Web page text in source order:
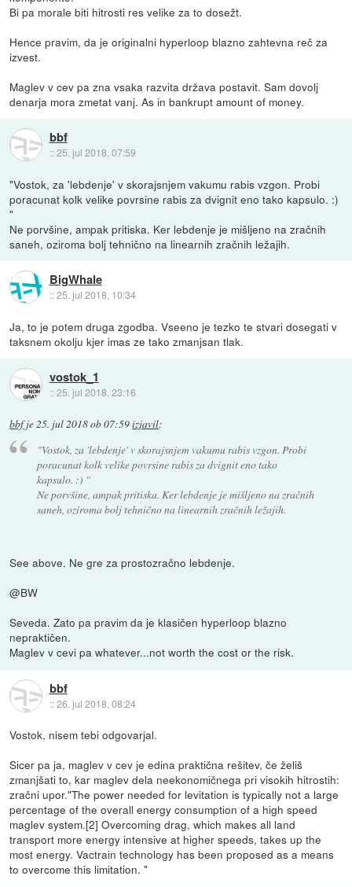
Bi pa morale biti hitrosti res velike za to dosežt.
Hence pravim, da je originalni hyperloop blazno zahtevna reč za
izvest.
Maglev v cev pa zna vsaka razvita država postavit. Sam dovolj
denarja mora zmetat vanj. As in bankrupt amount of money.
bbf
::25. jul 2018, 07:59
"Vostok, za 'lebdenje' v skorajsnjem vakumu rabis vzgon. Probi
poracunat kolk velike povrsine rabis za dvignit eno tako kapsulo. :)
"
Ne porvšine, ampak pritiska. Ker lebdenje je mišljeno na zračnih
saneh, oziroma bolj tehnično na linearnih zračnih ležajih.
BigWhale
::25. jul 2018, 10:34
Ja, to je potem druga zgodba. Vseeno je tezko te stvari dosegati v
taksnem okolju kjer imas ze tako zmanjsan tlak.
vostok_1
::25. jul 2018, 23:16
bbfje25. jul 2018 ob 07:59izjavil:
"Vostok, za 'lebdenje' v skorajsnjem vakumu rabis vzgon. Probi
poracunat kolk velike povrsine rabis za dvignit eno tako
kapsulo. :) "
Ne porvšine, ampak pritiska. Ker lebdenje je mišljeno na zračnih
saneh, oziroma bolj tehnično na linearnih zračnih ležajih.
See above. Ne gre za prostozračno lebdenje.
@BW
Seveda. Zato pa pravim da je klasičen hyperloop blazno
nepraktičen.
Maglev v cevi pa whatever...not worth the cost or the risk.
bbf
::26. jul 2018, 08:24
Vostok, nisem tebi odgovarjal.
Sicer pa ja, maglev v cev je edina praktična rešitev, če želiš
zmanjšati to, kar maglev dela neekonomičnega pri visokih hitrostih:
zračni upor."The power needed for levitation is typically not a large
percentage of the overall energy consumption of a high speed
maglev system.[2] Overcoming drag, which makes all land
transport more energy intensive at higher speeds, takes up the
most energy. Vactrain technology has been proposed as a means
to overcome this limitation. "